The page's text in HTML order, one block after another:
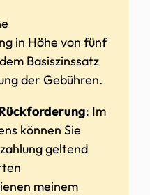
in Höhe von fünf
Basiszinssatz
der Gebühren.
: Im
können Sie
geltend
meinem